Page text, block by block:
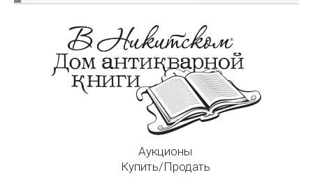
Аукционы
Купить/Продать